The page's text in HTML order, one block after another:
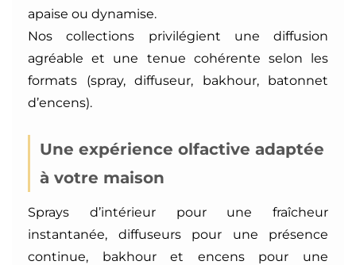
apaise ou dynamise.
Nos collections privilégient une diffusion
agréable et une tenue cohérente selon les
formats (spray, diffuseur, bakhour, batonnet
d’encens).
Une expérience olfactive adaptée
à votre maison
Sprays d’intérieur pour une fraîcheur
instantanée, diffuseurs pour une présence
continue, bakhour et encens pour une